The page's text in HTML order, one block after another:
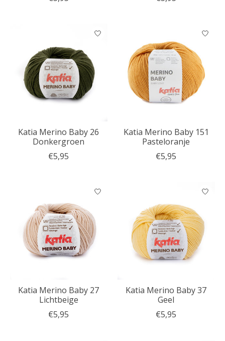
Katia Merino Baby 26
Donkergroen
€5,95
Katia Merino Baby 151
Pasteloranje
€5,95
Katia Merino Baby 27
Lichtbeige
€5,95
Katia Merino Baby 37
Geel
€5,95